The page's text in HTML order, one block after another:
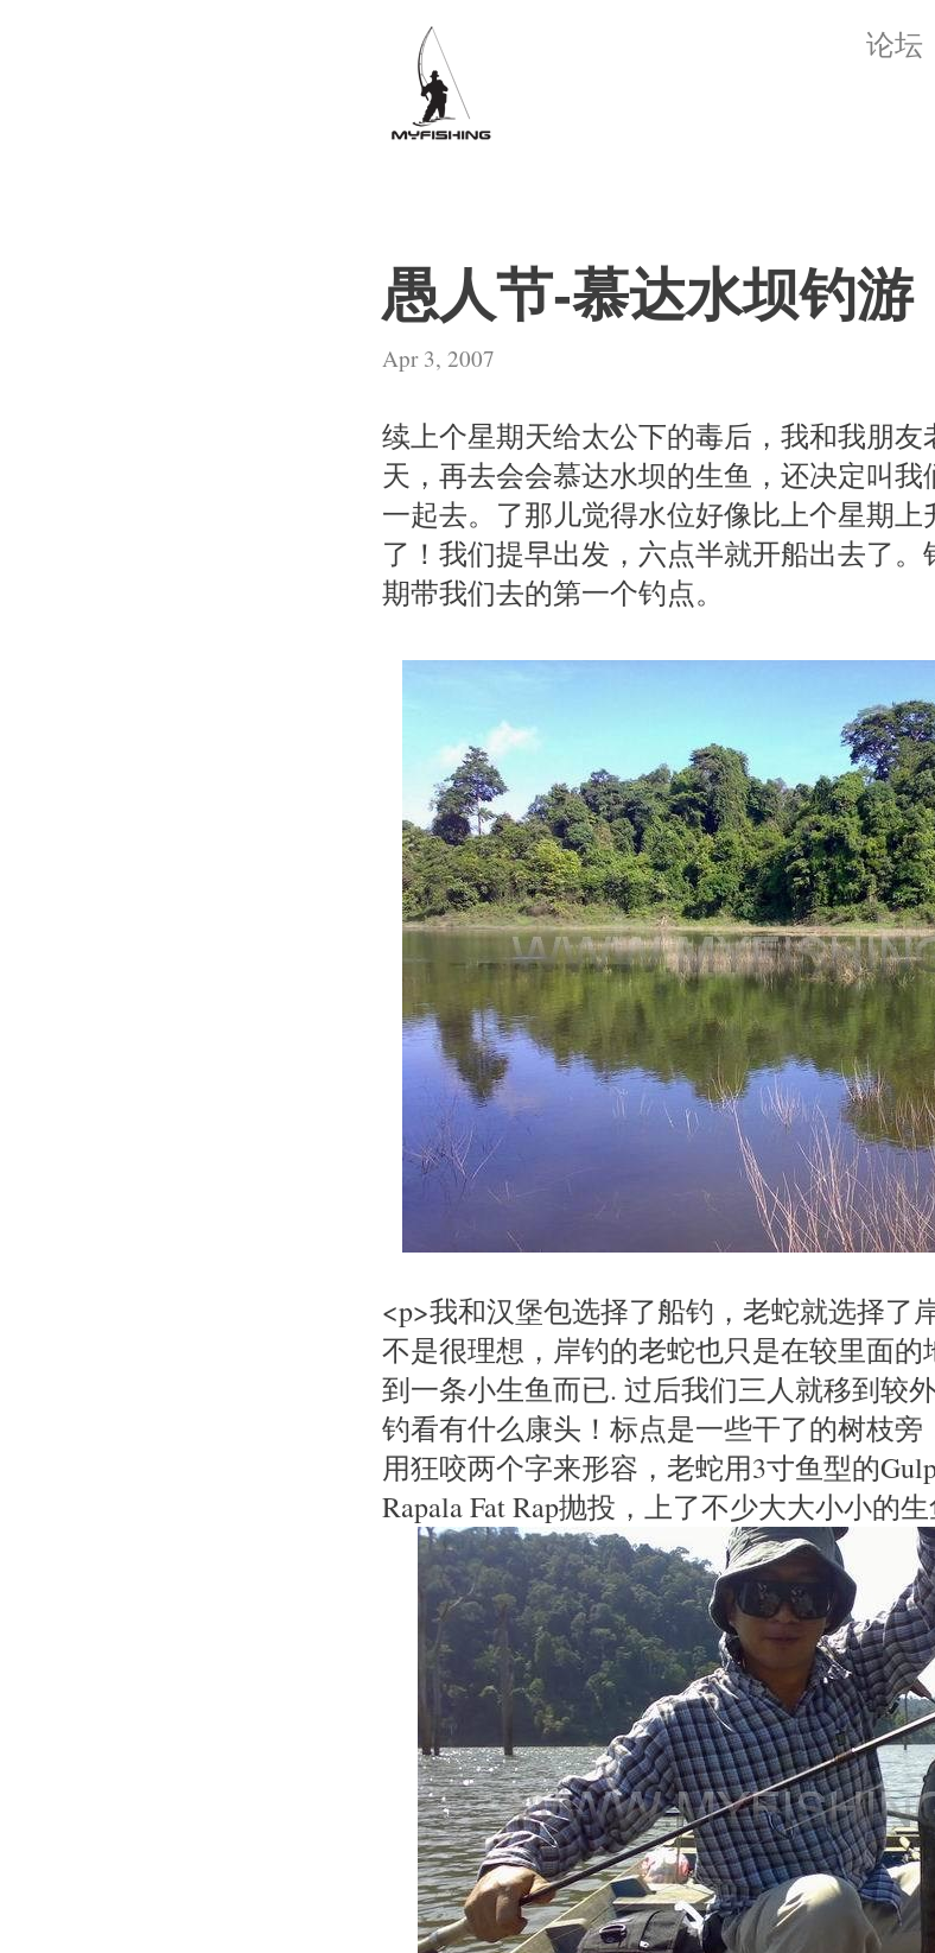
论坛
愚人节-慕达水坝钓游
Apr 3, 2007
续上个星期天给太公下的毒后，我和我朋友
天，再去会会慕达水坝的生鱼，还决定叫
一起去。了那儿觉得水位好像比上个星期
了！我们提早出发，六点半就开船出去了
期带我们去的第一个钓点。
<p>我和汉堡包选择了船钓，老蛇就选择了
不是很理想，岸钓的老蛇也只是在较里面的
到一条小生鱼而已. 过后我们三人就移到较
钓看有什么康头！标点是一些干了的树枝
用狂咬两个字来形容，老蛇用3寸鱼型的
Rapala Fat Rap抛投，上了不少大大小小的